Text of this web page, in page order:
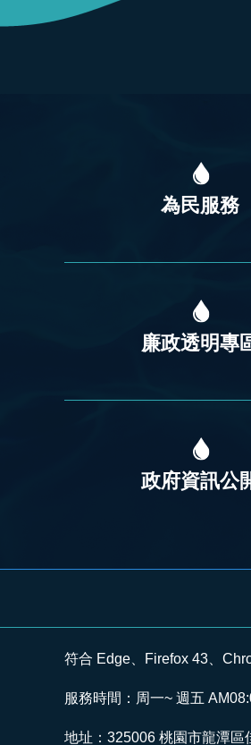
為民服務
廉政透明專
政府資訊公
符合 Edge、Firefox 43、
服務時間：周一~ 週五
地址：325006 桃園市龍潭